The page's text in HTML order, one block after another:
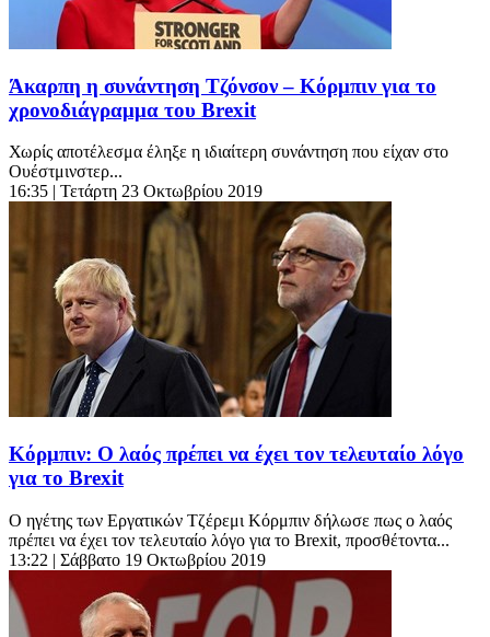
Άκαρπη η συνάντηση Τζόνσον – Κόρμπιν για το
χρονοδιάγραμμα του Brexit
Χωρίς αποτέλεσμα έληξε η ιδιαίτερη συνάντηση που είχαν στο
Ουέστμινστερ...
16:35 | Τετάρτη 23 Οκτωβρίου 2019
Κόρμπιν: Ο λαός πρέπει να έχει τον τελευταίο λόγο
για το Brexit
Ο ηγέτης των Εργατικών Τζέρεμι Κόρμπιν δήλωσε πως ο λαός
πρέπει να έχει τον τελευταίο λόγο για το Brexit, προσθέτοντα...
13:22 | Σάββατο 19 Οκτωβρίου 2019